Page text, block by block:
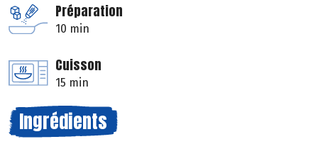
Préparation
10 min
Cuisson
15 min
Ingrédients